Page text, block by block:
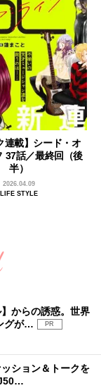
連載】シード・オ
37話／最終回（後
半）
2026.04.09
LIFE STYLE
からの誘惑。世界
グが…
PR
ション＆トークを